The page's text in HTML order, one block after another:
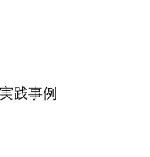
践事例